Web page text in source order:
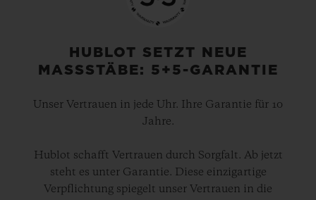
HUBLOT SETZT NEUE
MASSSTÄBE: 5+5-GARANTIE
Unser Vertrauen in jede Uhr. Ihre Garantie für 10
Jahre.
Hublot schafft Vertrauen durch Sorgfalt. Ab jetzt
steht es unter Garantie. Diese einzigartige
Verpflichtung spiegelt unser Vertrauen in die